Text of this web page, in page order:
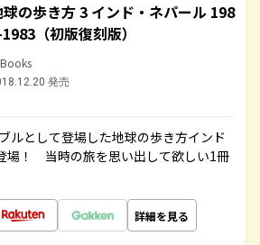
の歩き方 3 インド・ネパール 198
（初版復刻版）
発売
ルとして登場した地球の歩き方インド
場！ 当時の旅を思い出して欲しい1冊
詳細を見る